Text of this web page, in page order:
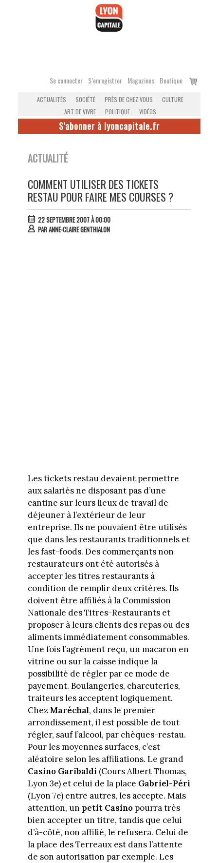
Se connecter S’enregistrer Magazines Boutique
Voir
ACTUALITÉS SOCIÉTÉ PRÈS DE CHEZ VOUS
CULTURE
ART DE VIVRE
POLITIQUE VIDÉOS
S'abonner à lyoncapitale.fr
ACTUALITÉ
COMMENT UTILISER DES TICKETS
RESTAU POUR FAIRE MES COURSES ?
22 SEPTEMBRE 2007 À 00:00
PARANNE-CLAIRE GENTHIALON
Les tickets restau devaient permettre
aux salariés ne disposant pas d’une
cantine sur leurs lieux de travail de
déjeuner à l’extérieur de leur
entreprise. Ils ne pouvaient être utilisés
que dans les restaurants traditionnels et
les fast-foods. Des commerçants non
restaurateurs ont été autorisés à
accepter les titres restaurants à
condition de remplir deux critères. Ils
doivent être affiliés à la Commission
Nationale des Titres-Restaurants et
proposer à leurs clients des repas ou des
aliments immédiatement consommables.
Une fois l’agrément reçu, un macaron en
vitrine ou sur la caisse indique la
possibilité de régler par ce mode de
payement. Boulangeries, charcuteries,
traiteurs les acceptent logiquement.
Chez Maréchal, dans le premier
arrondissement, il est possible de tout
régler, sauf l’alcool, par chèques-restau.
Pour les moyennes surfaces, c’est
aléatoire selon les affiliations. Le grand
Casino Garibaldi (Cours Albert Thomas,
Lyon 3e) et celui de la place Gabriel-Péri
(Lyon 7e) entre autres, les accepte. Mais
attention, un petit Casinopourra très
bien accepter un titre, tandis que celui
d’à-côté, non affilié, le refusera. Celui de
la place des Terreaux est dans l’attente
de son autorisation par exemple. Les